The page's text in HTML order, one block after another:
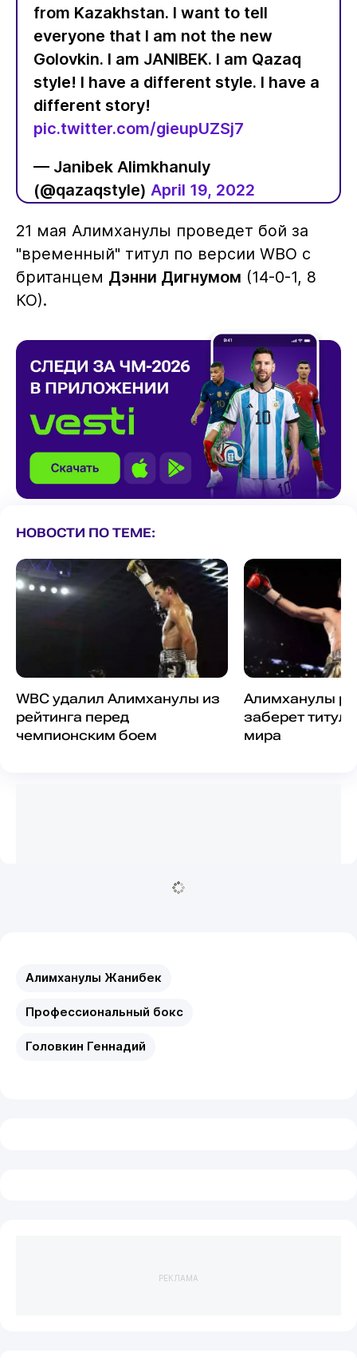
from Kazakhstan. I want to tell
everyone that I am not the new
Golovkin. I am JANIBEK. I am Qazaq
style! I have a different style. I have a
different story!
pic.twitter.com/gieupUZSj7
— Janibek Alimkhanuly
(@qazaqstyle) April 19, 2022
21 мая Алимханулы проведет бой за
"временный" титул по версии WBO с
британцем Дэнни Дигнумом (14-0-1, 8
КО).
НОВОСТИ ПО ТЕМЕ:
WBC удалил Алимханулы из
рейтинга перед
чемпионским боем
Алимханулы
заберет титул
мира
Алимханулы Жанибек
Профессиональный бокс
Головкин Геннадий
РЕКЛАМА